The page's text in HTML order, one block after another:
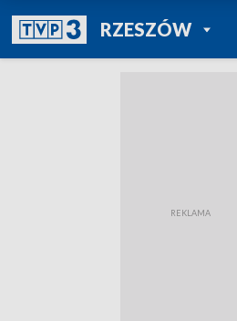
RZESZÓWPOWRÓT DO
TVP REGIONY